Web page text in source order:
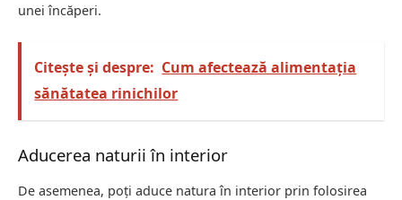
unei încăperi.
Citește și despre: Cum afectează alimentația
sănătatea rinichilor
Aducerea naturii în interior
De asemenea, poți aduce natura în interior prin folosirea